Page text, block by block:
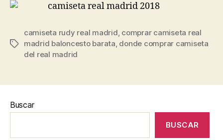
Etiquetas
camiseta rudy real madrid, comprar camiseta real
madrid baloncesto barata, donde comprar camiseta
del real madrid
Buscar
BUSCAR